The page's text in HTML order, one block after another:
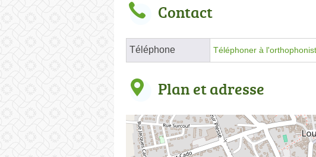
Contact
Téléphone Téléphoner à
Plan et adresse